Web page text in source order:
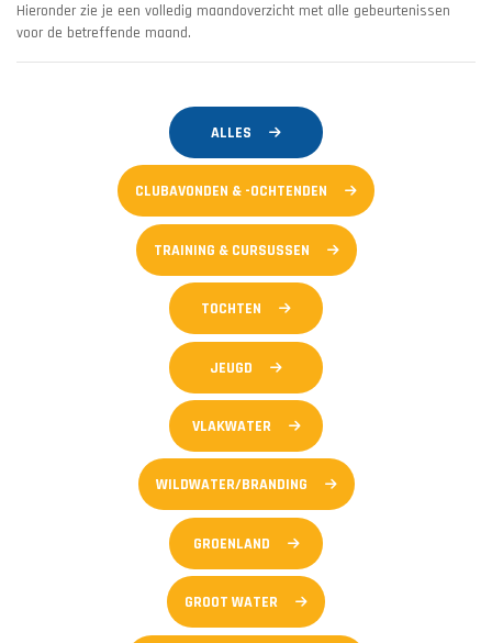
Hieronder zie je een volledig maandoverzicht met alle gebeurtenissen
voor de betreffende maand.
ALLES
CLUBAVONDEN & -OCHTENDEN
TRAINING & CURSUSSEN
TOCHTEN
JEUGD
VLAKWATER
WILDWATER/BRANDING
GROENLAND
GROOT WATER